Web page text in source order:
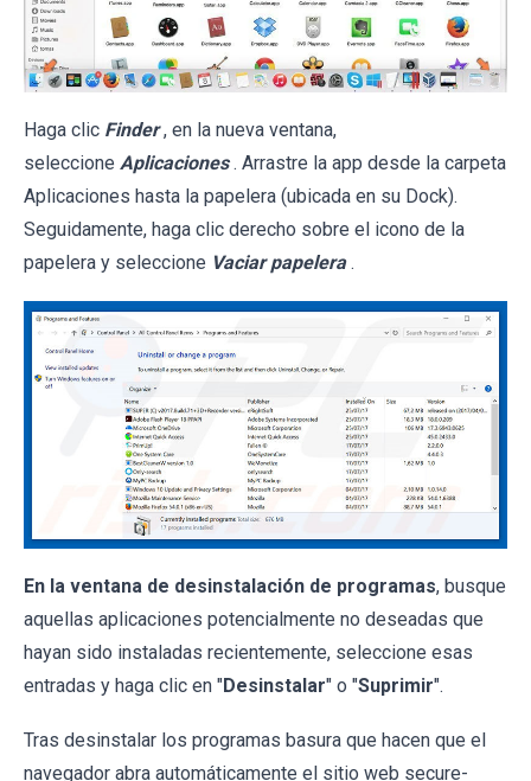
Haga clic Finder , en la nueva ventana,
seleccione Aplicaciones . Arrastre la app desde la carpeta
Aplicaciones hasta la papelera (ubicada en su Dock).
Seguidamente, haga clic derecho sobre el icono de la
papelera y seleccione Vaciar papelera .
En la ventana de desinstalación de programas, busque
aquellas aplicaciones potencialmente no deseadas que
hayan sido instaladas recientemente, seleccione esas
entradas y haga clic en "Desinstalar" o "Suprimir".
Tras desinstalar los programas basura que hacen que el
navegador abra automáticamente el sitio web secure-